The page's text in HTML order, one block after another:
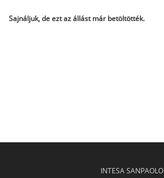
Sajnáljuk, de ezt az állást már betöltötték.
INTESA SANPAOLO